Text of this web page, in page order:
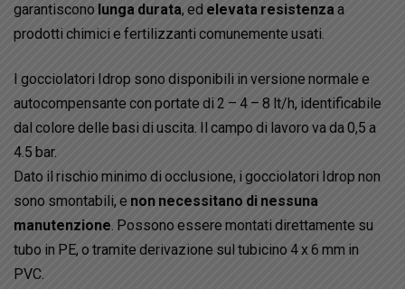
garantiscono lunga durata, ed elevata resistenzaa
prodotti chimici e fertilizzanti comunemente usati.
I gocciolatori Idrop sono disponibili in versione normale e
autocompensante con portate di 2 – 4 – 8 lt/h, identificabile
dal colore delle basi di uscita. Il campo di lavoro va da 0,5 a
4.5 bar.
Dato il rischio minimo di occlusione, i gocciolatori Idrop non
sono smontabili, e non necessitano di nessuna
manutenzione . Possono essere montati direttamente su
tubo in PE, o tramite derivazione sul tubicino 4 x 6 mm in
PVC.